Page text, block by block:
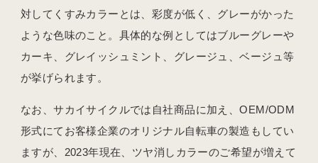
対してくすみカラーとは、彩度が低く、グレーがかった
ような色味のこと。具体的な例としてはブルーグレーや
カーキ、グレイッシュミント、グレージュ、ベージュ等
が挙げられます。
なお、サカイサイクルでは自社商品に加え、OEM/ODM
形式にてお客様企業のオリジナル自転車の製造もしてい
ますが、2023年現在、ツヤ消しカラーのご希望が増えて